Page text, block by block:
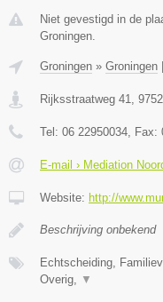
Niet gevestigd in de
Groningen.
Groningen » Groningen
Rijksstraatweg 41,
Tel: 06 22950034, Fax:
E-mail › Mediation
Website: http://
Beschrijving onbekend
Echtscheiding,
Overig, ▼